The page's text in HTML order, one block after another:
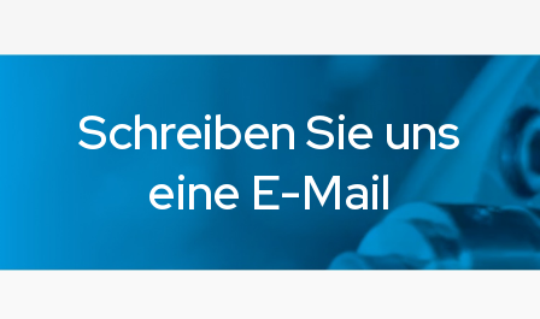
Schreiben Sie uns
eine E-Mail